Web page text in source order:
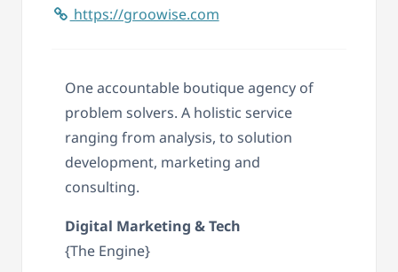
https://groowise.com
One accountable boutique agency of
problem solvers. A holistic service
ranging from analysis, to solution
development, marketing and
consulting.
Digital Marketing & Tech
{The Engine}